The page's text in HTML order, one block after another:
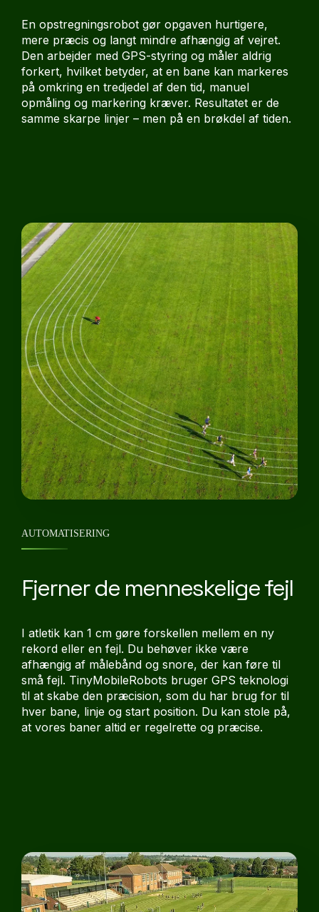
En opstregningsrobot gør opgaven hurtigere,
mere præcis og langt mindre afhængig af vejret.
Den arbejder med GPS-styring og måler aldrig
forkert, hvilket betyder, at en bane kan markeres
på omkring en tredjedel af den tid, manuel
opmåling og markering kræver. Resultatet er de
samme skarpe linjer – men på en brøkdel af tiden.
AUTOMATISERING
Fjerner de menneskelige fejl
I atletik kan 1 cm gøre forskellen mellem en ny
rekord eller en fejl. Du behøver ikke være
afhængig af målebånd og snore, der kan føre til
små fejl. TinyMobileRobots bruger GPS teknologi
til at skabe den præcision, som du har brug for til
hver bane, linje og start position. Du kan stole på,
at vores baner altid er regelrette og præcise.